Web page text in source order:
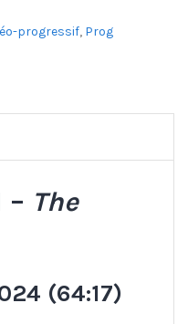
progressif, Prog
– The
(64:17)